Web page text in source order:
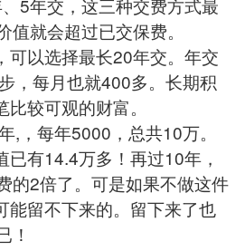
就会超过已交保费。
可以选择最长20年交。年交
，每月也就400多。长期积
较可观的财富。
,，每年5000，总共10万。
有14.4万多！再过10年，
的2倍了。可是如果不做这件
能留不下来的。留下来了也
！